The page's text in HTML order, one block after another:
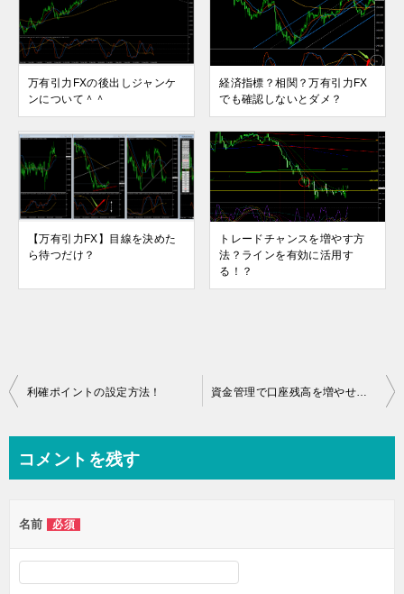
万有引力FXの後出しジャンケ
ンについて＾＾
経済指標？相関？万有引力FX
でも確認しないとダメ？
【万有引力FX】目線を決めた
ら待つだけ？
トレードチャンスを増やす方
法？ラインを有効に活用す
る！？
投
ビ
ー
シ
利確ポイントの設定方法！ 資金管理で口座残高を増やせる？
コメントを残す
名前 必須